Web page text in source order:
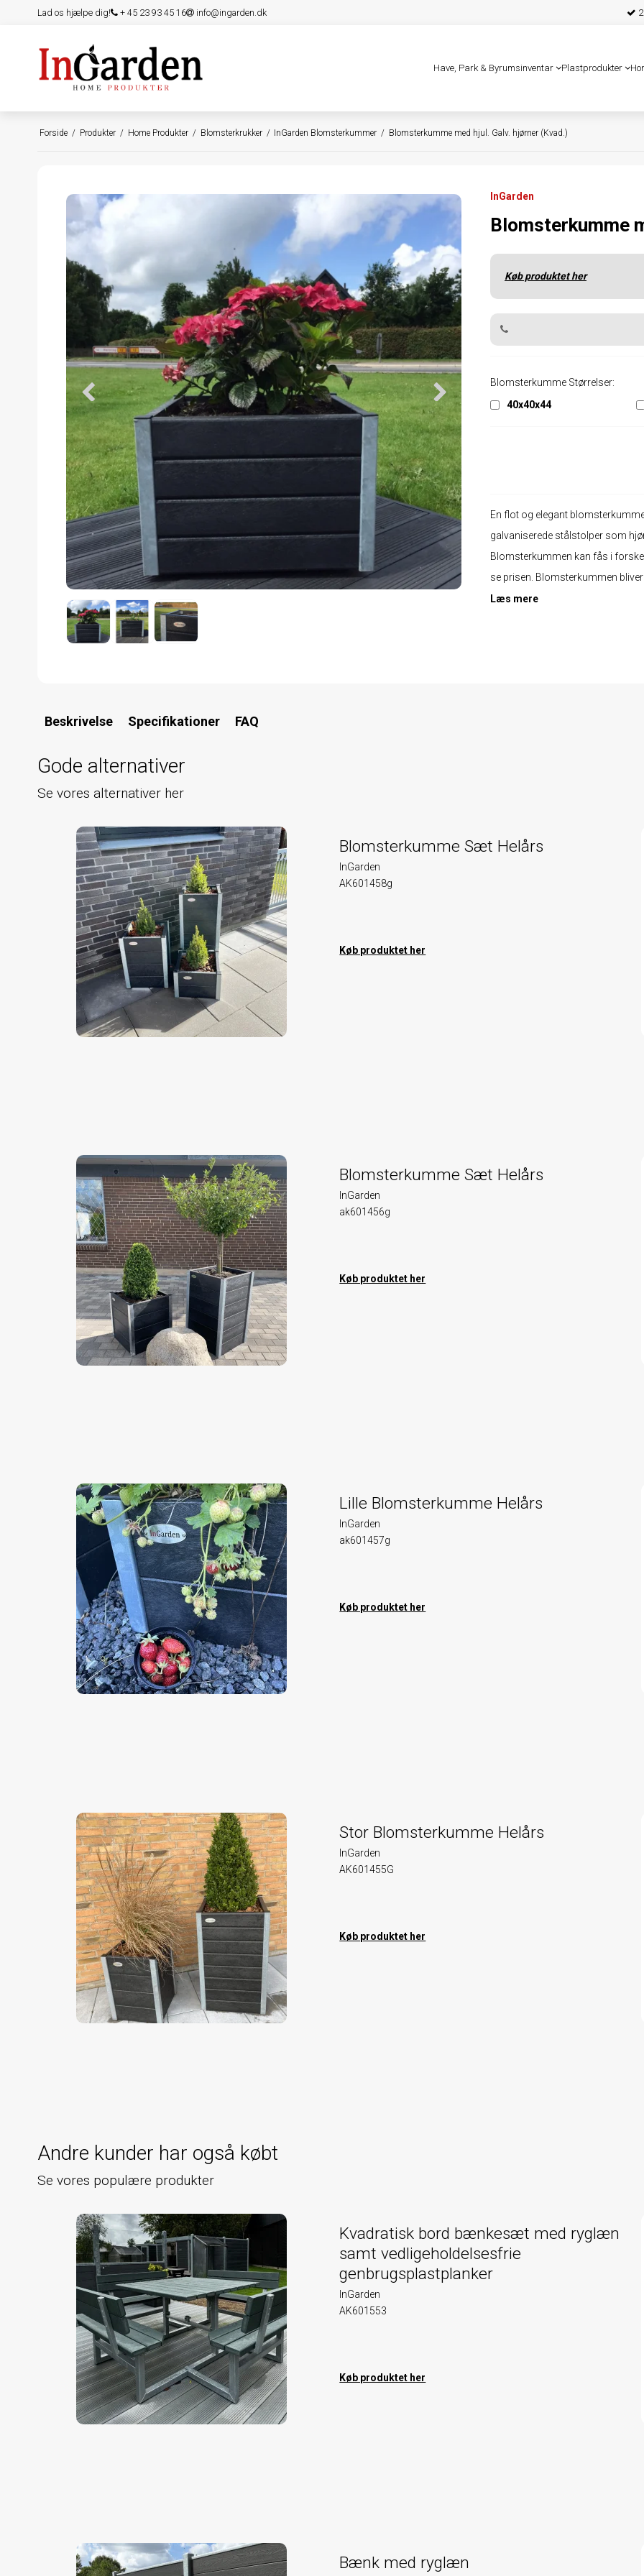
Lad os hjælpe dig! + 45 23 93 45 16 info@ingarden.dk
Have, Park & Byrumsinventar Plastprodukter
Forside / Produkter / Home Produkter / Blomsterkrukker / InGarden Blomsterkummer / Blomsterkumme med hjul. Galv. hjørner (Kvad.)
InGarden
Blomsterkumme
Køb produktet her
Blomsterkumme Størrelser:
40x40x44
En flot og elegant
galvaniserede stålstolper som
Blomsterkummen kan fås i
se prisen. Blomsterkummen
Læs mere
Beskrivelse Specifikationer FAQ
Gode alternativer
Se vores alternativer her
Blomsterkumme Sæt Helårs
InGarden
AK601458g
Køb produktet her
Blomsterkumme Sæt Helårs
InGarden
ak601456g
Køb produktet her
Lille Blomsterkumme Helårs
InGarden
ak601457g
Køb produktet her
Stor Blomsterkumme Helårs
InGarden
AK601455G
Køb produktet her
Andre kunder har også købt
Se vores populære produkter
Kvadratisk bord bænkesæt med ryglæn
samt vedligeholdelsesfrie
genbrugsplastplanker
InGarden
AK601553
Køb produktet her
Bænk med ryglæn